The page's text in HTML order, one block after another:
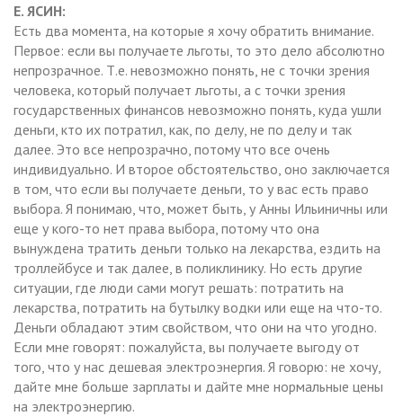
Е. ЯСИН:
Есть два момента, на которые я хочу обратить внимание.
Первое: если вы получаете льготы, то это дело абсолютно
непрозрачное. Т.е. невозможно понять, не с точки зрения
человека, который получает льготы, а с точки зрения
государственных финансов невозможно понять, куда ушли
деньги, кто их потратил, как, по делу, не по делу и так
далее. Это все непрозрачно, потому что все очень
индивидуально. И второе обстоятельство, оно заключается
в том, что если вы получаете деньги, то у вас есть право
выбора. Я понимаю, что, может быть, у Анны Ильиничны или
еще у кого-то нет права выбора, потому что она
вынуждена тратить деньги только на лекарства, ездить на
троллейбусе и так далее, в поликлинику. Но есть другие
ситуации, где люди сами могут решать: потратить на
лекарства, потратить на бутылку водки или еще на что-то.
Деньги обладают этим свойством, что они на что угодно.
Если мне говорят: пожалуйста, вы получаете выгоду от
того, что у нас дешевая электроэнергия. Я говорю: не хочу,
дайте мне больше зарплаты и дайте мне нормальные цены
на электроэнергию.